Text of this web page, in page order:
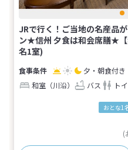
JRで行く！ご当地の名産品
ン★信州 夕食は和会席膳★
名1室)
夕・朝食付き
和室（川沿）
バス ト
おとな1
(